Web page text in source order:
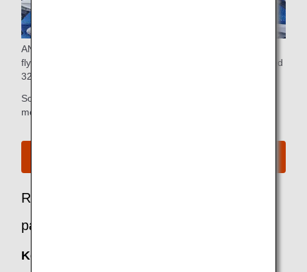
ANA COUCHii är det första soffsätet som erbjuds av ett
flygbolag i Japan. Sätet förvandlas till ett plant utrymme med
32-tums sitthöjd.
Soffsätet är tillgängligt mot en extra avgift och sängkläder
medföljer.
Rekommenderade alternativ för
passagerare i Ekonomiklass
Keep My Fare